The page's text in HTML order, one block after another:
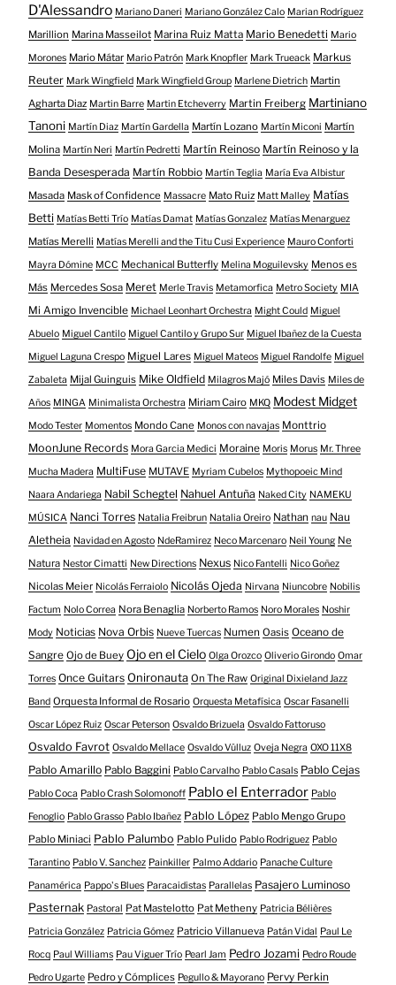
D'Alessandro Mariano Daneri Mariano González Calo Marian Rodríguez
Marillion Marina Masseilot Marina Ruiz Matta Mario Benedetti Mario
Morones Mario Mátar Mario Patrón Mark Knopfler Mark Trueack Markus
Reuter Mark Wingfield Mark Wingfield Group Marlene Dietrich Martin
Agharta Diaz Martin Barre Martin Etcheverry Martin Freiberg Martiniano
Tanoni Martín Diaz Martín Gardella Martín Lozano Martín Miconi Martín
Molina Martín Neri Martín Pedretti Martín Reinoso Martín Reinoso y la
Banda Desesperada Martín Robbio Martín Teglia María Eva Albistur
Masada Mask of Confidence Massacre Mato Ruiz Matt Malley Matías
Betti Matías Betti Trío Matías Damat Matías Gonzalez Matías Menarguez
Matías Merelli Matías Merelli and the Titu Cusi Experience Mauro Conforti
Mayra Dómine MCC Mechanical Butterfly Melina Moguilevsky Menos es
Más Mercedes Sosa Meret Merle Travis Metamorfica Metro Society MIA
Mi Amigo Invencible Michael Leonhart Orchestra Might Could Miguel
Abuelo Miguel Cantilo Miguel Cantilo y Grupo Sur Miguel Ibañez de la Cuesta
Miguel Laguna Crespo Miguel Lares Miguel Mateos Miguel Randolfe Miguel
Zabaleta Mijal Guinguis Mike Oldfield Milagros Majó Miles Davis Miles de
Años MINGA Minimalista Orchestra Miriam Cairo MKQ Modest Midget
Modo Tester Momentos Mondo Cane Monos con navajas Monttrio
MoonJune Records Mora Garcia Medici Moraine Moris Morus Mr. Three
Mucha Madera MultiFuse MUTAVE Myriam Cubelos Mythopoeic Mind
Naara Andariega Nabil Schegtel Nahuel Antuña Naked City NAMEKU
MÚSICA Nanci Torres Natalia Freibrun Natalia Oreiro Nathan nau Nau
Aletheia Navidad en Agosto NdeRamirez Neco Marcenaro Neil Young Ne
Natura Nestor Cimatti New Directions Nexus Nico Fantelli Nico Goñez
Nicolas Meier Nicolás Ferraiolo Nicolás Ojeda Nirvana Niuncobre Nobilis
Factum Nolo Correa Nora Benaglia Norberto Ramos Noro Morales Noshir
Mody Noticias Nova Orbis Nueve Tuercas Numen Oasis Oceano de
Sangre Ojo de Buey Ojo en el Cielo Olga Orozco Oliverio Girondo Omar
Torres Once Guitars Onironauta On The Raw Original Dixieland Jazz
Band Orquesta Informal de Rosario Orquesta Metafísica Oscar Fasanelli
Oscar López Ruiz Oscar Peterson Osvaldo Brizuela Osvaldo Fattoruso
Osvaldo Favrot Osvaldo Mellace Osvaldo Vülluz Oveja Negra OXO 11X8
Pablo Amarillo Pablo Baggini Pablo Carvalho Pablo Casals Pablo Cejas
Pablo Coca Pablo Crash Solomonoff Pablo el Enterrador Pablo
Fenoglio Pablo Grasso Pablo Ibañez Pablo López Pablo Mengo Grupo
Pablo Miniaci Pablo Palumbo Pablo Pulido Pablo Rodriguez Pablo
Tarantino Pablo V. Sanchez Painkiller Palmo Addario Panache Culture
Panamérica Pappo's Blues Paracaidistas Parallelas Pasajero Luminoso
Pasternak Pastoral Pat Mastelotto Pat Metheny Patricia Bélières
Patricia González Patricia Gómez Patricio Villanueva Patán Vidal
Paul Le
Rocq Paul Williams Pau Viguer Trío Pearl Jam Pedro Jozami Pedro Roude
Pedro Ugarte Pedro y Cómplices Pegullo & Mayorano Pervy Perkin